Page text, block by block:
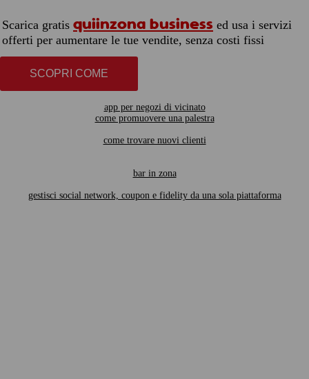
Scarica gratis quiinzona business ed usa i servizi
offerti per aumentare le tue vendite, senza costi fissi
SCOPRI COME
app per negozi di vicinato
come promuovere una palestra
come trovare nuovi clienti
bar in zona
gestisci social network, coupon e fidelity da una sola piattaforma